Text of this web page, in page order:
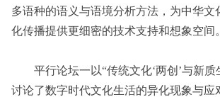
多语种的语义与语境分析方法，为中华文
化传播提供更细密的技术支持和想象空间
平行论坛一以“传统文化‘两创’与新质
讨论了数字时代文化生活的异化现象与应